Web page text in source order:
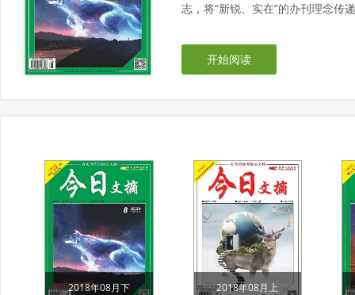
志，将“新锐、实在”的办刊理念传
开始阅读
2018年08月下 2018年08月上